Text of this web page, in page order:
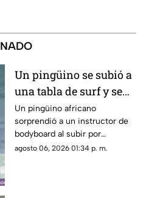
Un pingüino se subió a
una tabla de surf y se
viraliza
Un pingüino africano
sorprendió a un instructor de
bodyboard al subir por
iniciativa propia a su tabla y
agosto 06, 2026 01:34 p. m.